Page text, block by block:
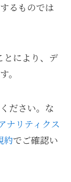
るものでは
により、デ
。
ださい。な
ナリティクス
約でご確認い